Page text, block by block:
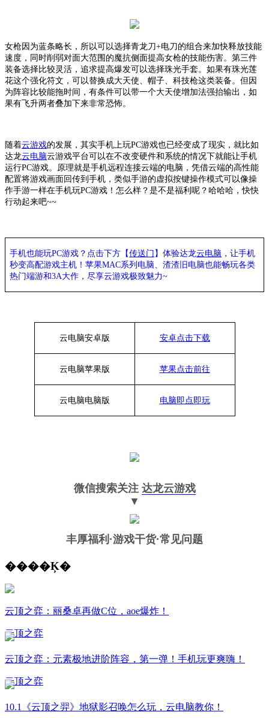
女枪因为蓝条略长，所以可以选择青龙刀+电刀的组合来加快释放技能
速度，同时削弱对面大范围的魔抗侧面提高女枪的技能伤害。第三件
装备选择比较灵活，追求提高爆发可以选择珠光手套。如果有珠光莲
花这个强化符文，可以替换成大天使、帽子、科技枪这类装备。但因
为阵容比较能拖时间，有条件可以带一个大天使增加法强抬输出，如
果有飞升两者叠加下来非常恐怖。
随着云游戏的发展，其实手机上玩PC游戏也已经变成了现实，就比如
达龙云电脑云游戏平台可以在不改变硬件和系统的情况下就能让手机
运行PC游戏。原理就是手机远程连接云端的电脑，凭借云端的高性能
配置将游戏画面回传到手机，类似手游的虚拟按键操作模式可以像操
作手游一样在手机玩PC游戏！怎么样？是不是福利呢？哈哈哈，快快
行动起来吧~~
手机也能玩PC游戏？点击下方【传送门 】体验达龙云电脑 ，让手机
秒变高配游戏主机 ！苹果MAC系列电脑、渣渣旧电脑也能畅玩各类
热门端游和3A大作， 尽享云游戏极致魅力~
云电脑安卓版 安卓点击下载
云电脑苹果版 苹果点击前往
云电脑电脑版 电脑即点即玩
微信搜索关注 达龙云游戏
▼
丰厚福利 ·游戏干货·常见问题
����Ķ�
云顶之弈：丽桑卓再做C位，aoe爆炸！
云顶之弈
云顶之弈：元素极地进阶阵容，第一弹！手机玩更爽嗨！
云顶之弈
10.1《云顶之羿》地狱影召唤怎么玩，云电脑教你！